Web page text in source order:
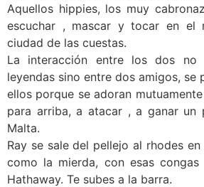
Aquellos hippies, los muy
escuchar , mascar y tocar en el
ciudad de las cuestas.
La interacción entre los dos
leyendas sino entre dos amigos, se
ellos porque se adoran
para arriba, a atacar , a ganar
Malta.
Ray se sale del pellejo al rhodes
como la mierda, con esas
Hathaway. Te subes a la barra.